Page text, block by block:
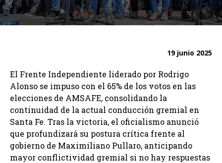
19 junio 2025
El Frente Independiente liderado por Rodrigo
Alonso se impuso con el 65% de los votos en las
elecciones de AMSAFE, consolidando la
continuidad de la actual conducción gremial en
Santa Fe. Tras la victoria, el oficialismo anunció
que profundizará su postura crítica frente al
gobierno de Maximiliano Pullaro, anticipando
mayor conflictividad gremial si no hay respuestas